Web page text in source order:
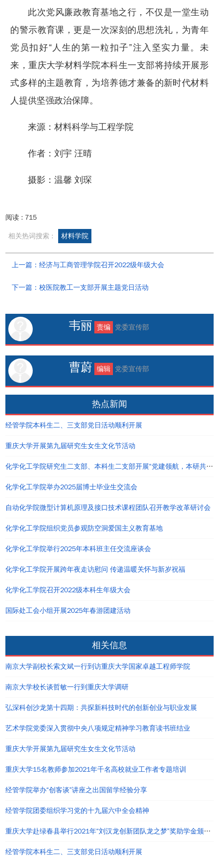
此次党风廉政教育基地之行，不仅是一堂生动
的警示教育课，更是一次深刻的思想洗礼，为青年
党员扣好“人生的第一粒扣子”注入坚实力量。未
来，重庆大学材料学院本科生一支部将持续开展形
式多样的主题教育，为培养德才兼备的新时代材料
人提供坚强政治保障。
来源：材料科学与工程学院
作者：刘宇 汪晴
摄影：温馨 刘琛
阅读 : 715
相关热词搜索 : 材料学院
上一篇：经济与工商管理学院召开2022级年级大会
下一篇：校医院教工一支部开展主题党日活动
韦丽 责编 党委宣传部
曹蔚 编辑 党委宣传部
热点新闻
经管学院本科生二、三支部党日活动顺利开展
重庆大学开展第九届研究生女生文化节活动
化学化工学院研究生二支部、本科生二支部开展“党建领航，本研共进”主题党日活动
化学化工学院举办2025届博士毕业生交流会
自动化学院微型计算机原理及接口技术课程团队召开教学改革研讨会
化学化工学院组织党员参观防空洞爱国主义教育基地
化学化工学院举行2025年本科班主任交流座谈会
化学化工学院开展跨年夜走访慰问 传递温暖关怀与新岁祝福
化学化工学院召开2022级本科生年级大会
国际处工会小组开展2025年春游团建活动
相关信息
南京大学副校长索文斌一行到访重庆大学国家卓越工程师学院
南京大学校长谈哲敏一行到重庆大学调研
弘深科创沙龙第十四期：共探新科技时代的创新创业与职业发展
艺术学院党委深入贯彻中央八项规定精神学习教育读书班结业
重庆大学开展第九届研究生女生文化节活动
重庆大学15名教师参加2021年千名高校就业工作者专题培训
经管学院举办“创客谈”讲座之出国留学经验分享
经管学院团委组织学习党的十九届六中全会精神
重庆大学赴绿春县举行2021年“刘汉龙创新团队龙之梦”奖助学金颁发仪式
经管学院本科生二、三支部党日活动顺利开展